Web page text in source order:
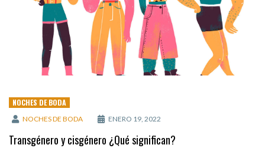
NOCHES DE BODA
NOCHES DE BODA ENERO 19, 2022
Transgénero y cisgénero ¿Qué significan?